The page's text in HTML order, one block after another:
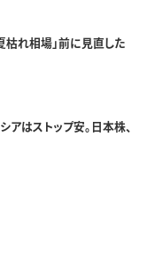
枯れ相場」前に見直した
はストップ安。日本株、